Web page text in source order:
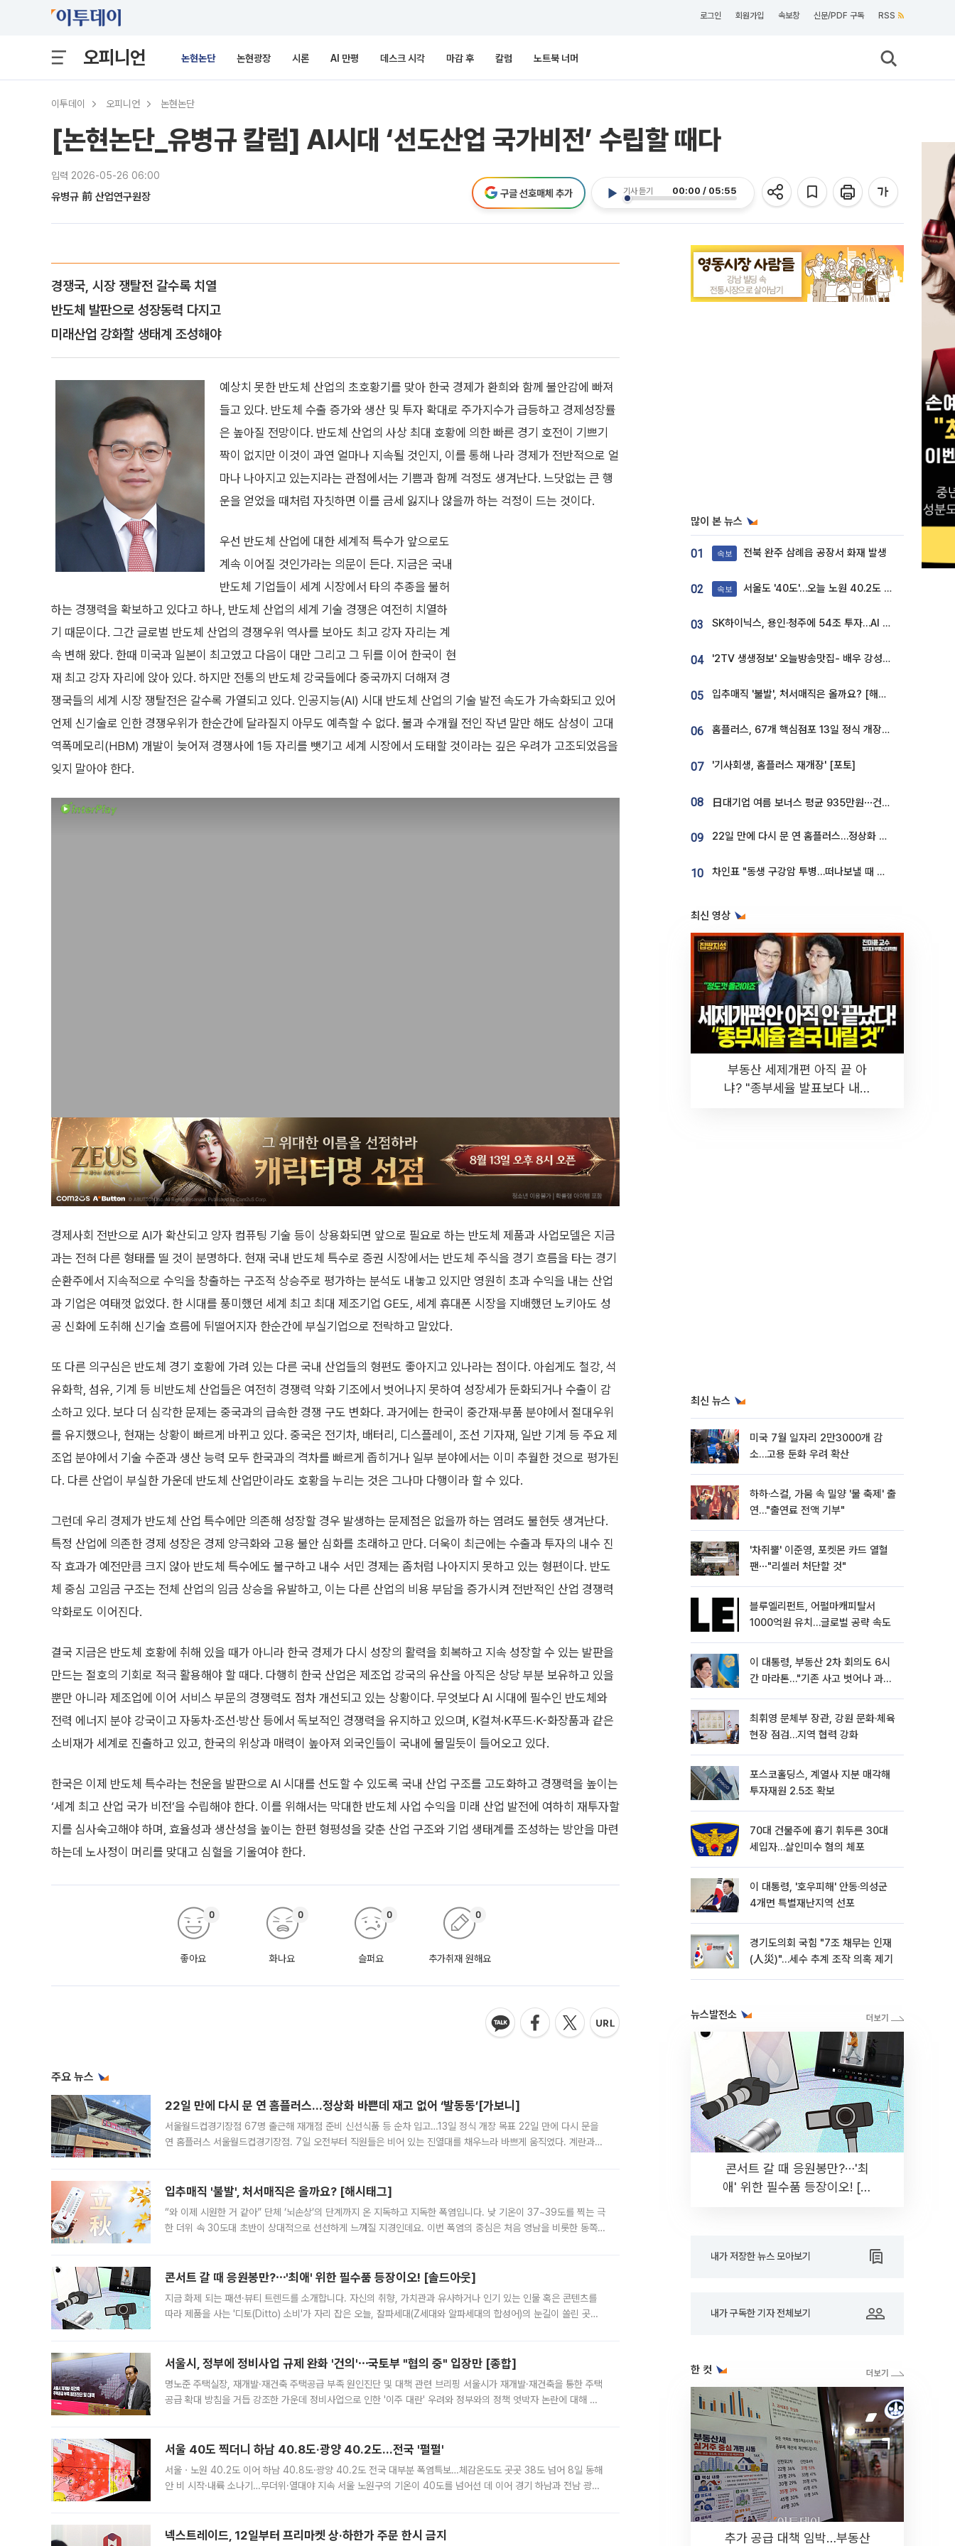
로그인 회원가입 속보창 신문/PDF 구독 RSS
오피니언 논현논단 논현광장 시론 AI 만평 데스크 시각 마감 후 칼럼 노트북 너머
이투데이 오피니언 논현논단
[논현논단_유병규 칼럼] AI시대 ‘선도산업 국가비전’ 수립할 때다
입력 2026-05-26 06:00
유병규 前 산업연구원장 기사 듣기 00:00 / 05:55
구글 선호매체 추가
경쟁국, 시장 쟁탈전 갈수록 치열
반도체 발판으로 성장동력 다지고
미래산업 강화할 생태계 조성해야
예상치 못한 반도체 산업의 초호황기를 맞아 한국 경제가 환희와 함께 불안감에 빠져
들고 있다. 반도체 수출 증가와 생산 및 투자 확대로 주가지수가 급등하고 경제성장률
은 높아질 전망이다. 반도체 산업의 사상 최대 호황에 의한 빠른 경기 호전이 기쁘기
짝이 없지만 이것이 과연 얼마나 지속될 것인지, 이를 통해 나라 경제가 전반적으로 얼
마나 나아지고 있는지라는 관점에서는 기쁨과 함께 걱정도 생겨난다. 느닷없는 큰 행
운을 얻었을 때처럼 자칫하면 이를 금세 잃지나 않을까 하는 걱정이 드는 것이다.
우선 반도체 산업에 대한 세계적 특수가 앞으로도
계속 이어질 것인가라는 의문이 든다. 지금은 국내
반도체 기업들이 세계 시장에서 타의 추종을 불허
하는 경쟁력을 확보하고 있다고 하나, 반도체 산업의 세계 기술 경쟁은 여전히 치열하
기 때문이다. 그간 글로벌 반도체 산업의 경쟁우위 역사를 보아도 최고 강자 자리는 계
속 변해 왔다. 한때 미국과 일본이 최고였고 다음이 대만 그리고 그 뒤를 이어 한국이 현
재 최고 강자 자리에 앉아 있다. 하지만 전통의 반도체 강국들에다 중국까지 더해져 경
쟁국들의 세계 시장 쟁탈전은 갈수록 가열되고 있다. 인공지능(AI) 시대 반도체 산업의 기술 발전 속도가 가속화되고 있어
언제 신기술로 인한 경쟁우위가 한순간에 달라질지 아무도 예측할 수 없다. 불과 수개월 전인 작년 말만 해도 삼성이 고대
역폭메모리(HBM) 개발이 늦어져 경쟁사에 1등 자리를 뺏기고 세계 시장에서 도태할 것이라는 깊은 우려가 고조되었음을
잊지 말아야 한다.
경제사회 전반으로 AI가 확산되고 양자 컴퓨팅 기술 등이 상용화되면 앞으로 필요로 하는 반도체 제품과 사업모델은 지금
과는 전혀 다른 형태를 띨 것이 분명하다. 현재 국내 반도체 특수로 증권 시장에서는 반도체 주식을 경기 흐름을 타는 경기
순환주에서 지속적으로 수익을 창출하는 구조적 상승주로 평가하는 분석도 내놓고 있지만 영원히 초과 수익을 내는 산업
과 기업은 여태껏 없었다. 한 시대를 풍미했던 세계 최고 최대 제조기업 GE도, 세계 휴대폰 시장을 지배했던 노키아도 성
공 신화에 도취해 신기술 흐름에 뒤떨어지자 한순간에 부실기업으로 전락하고 말았다.
또 다른 의구심은 반도체 경기 호황에 가려 있는 다른 국내 산업들의 형편도 좋아지고 있나라는 점이다. 아쉽게도 철강, 석
유화학, 섬유, 기계 등 비반도체 산업들은 여전히 경쟁력 약화 기조에서 벗어나지 못하여 성장세가 둔화되거나 수출이 감
소하고 있다. 보다 더 심각한 문제는 중국과의 급속한 경쟁 구도 변화다. 과거에는 한국이 중간재·부품 분야에서 절대우위
를 유지했으나, 현재는 상황이 빠르게 바뀌고 있다. 중국은 전기차, 배터리, 디스플레이, 조선 기자재, 일반 기계 등 주요 제
조업 분야에서 기술 수준과 생산 능력 모두 한국과의 격차를 빠르게 좁히거나 일부 분야에서는 이미 추월한 것으로 평가된
다. 다른 산업이 부실한 가운데 반도체 산업만이라도 호황을 누리는 것은 그나마 다행이라 할 수 있다.
그런데 우리 경제가 반도체 산업 특수에만 의존해 성장할 경우 발생하는 문제점은 없을까 하는 염려도 불현듯 생겨난다.
특정 산업에 의존한 경제 성장은 경제 양극화와 고용 불안 심화를 초래하고 만다. 더욱이 최근에는 수출과 투자의 내수 진
작 효과가 예전만큼 크지 않아 반도체 특수에도 불구하고 내수 서민 경제는 좀처럼 나아지지 못하고 있는 형편이다. 반도
체 중심 고임금 구조는 전체 산업의 임금 상승을 유발하고, 이는 다른 산업의 비용 부담을 증가시켜 전반적인 산업 경쟁력
약화로도 이어진다.
결국 지금은 반도체 호황에 취해 있을 때가 아니라 한국 경제가 다시 성장의 활력을 회복하고 지속 성장할 수 있는 발판을
만드는 절호의 기회로 적극 활용해야 할 때다. 다행히 한국 산업은 제조업 강국의 유산을 아직은 상당 부분 보유하고 있을
뿐만 아니라 제조업에 이어 서비스 부문의 경쟁력도 점차 개선되고 있는 상황이다. 무엇보다 AI 시대에 필수인 반도체와
전력 에너지 분야 강국이고 자동차·조선·방산 등에서 독보적인 경쟁력을 유지하고 있으며, K컬쳐·K푸드·K-화장품과 같은
소비재가 세계로 진출하고 있고, 한국의 위상과 매력이 높아져 외국인들이 국내에 물밀듯이 들어오고 있다.
한국은 이제 반도체 특수라는 천운을 발판으로 AI 시대를 선도할 수 있도록 국내 산업 구조를 고도화하고 경쟁력을 높이는
‘세계 최고 산업 국가 비전’을 수립해야 한다. 이를 위해서는 막대한 반도체 사업 수익을 미래 산업 발전에 여하히 재투자할
지를 심사숙고해야 하며, 효율성과 생산성을 높이는 한편 형평성을 갖춘 산업 구조와 기업 생태계를 조성하는 방안을 마련
하는데 노사정이 머리를 맞대고 심혈을 기울여야 한다.
좋아요
0
화나요
0
슬퍼요
0
추가취재 원해요
0
주요 뉴스
22일 만에 다시 문 연 홈플러스…정상화 바쁜데 재고 없어 ‘발동동’[가보니]
서울월드컵경기장점 67명 출근해 재개점 준비 신선식품 등 순차 입고…13일 정식 개장 목표 22일 만에 다시 문을
연 홈플러스 서울월드컵경기장점. 7일 오전부터 직원들은 비어 있는 진열대를 채우느라 바쁘게 움직였다. 계란과
입추매직 '불발', 처서매직은 올까요? [해시태그]
“와 이제 시원한 거 같아” 단체 ‘뇌손상’의 단계까지 온 지독하고 지독한 폭염입니다. 낮 기온이 37~39도를 찍는 극
한 더위 속 30도대 초반이 상대적으로 선선하게 느껴질 지경인데요. 이번 폭염의 중심은 처음 영남을 비롯한 동쪽
콘서트 갈 때 응원봉만?⋯'최애' 위한 필수품 등장이오! [솔드아웃]
지금 화제 되는 패션·뷰티 트렌드를 소개합니다. 자신의 취향, 가치관과 유사하거나 인기 있는 인물 혹은 콘텐츠를
따라 제품을 사는 '디토(Ditto) 소비'가 자리 잡은 오늘, 잘파세대(Z세대와 알파세대의 합성어)의 눈길이 쏠린 곳은
서울시, 정부에 정비사업 규제 완화 '건의'⋯국토부 "협의 중" 입장만 [종합]
명노준 주택실장, 재개발·재건축 주택공급 부족 원인진단 및 대책 관련 브리핑 서울시가 재개발·재건축을 통한 주택
공급 확대 방침을 거듭 강조한 가운데 정비사업으로 인한 '이주 대란' 우려와 정부와의 정책 엇박자 논란에 대해 정
서울 40도 찍더니 하남 40.8도·광양 40.2도…전국 '펄펄'
서울ㆍ노원 40.2도 이어 하남 40.8도·광양 40.2도 전국 대부분 폭염특보…체감온도도 곳곳 38도 넘어 8일 동해
안 비 시작·내륙 소나기…무더위·열대야 지속 서울 노원구의 기온이 40도를 넘어선 데 이어 경기 하남과 전남 광양
넥스트레이드, 12일부터 프리마켓 상·하한가 주문 한시 금지
많이 본 뉴스
01 속보 전북 완주 삼례읍 공장서 화재 발생
02 속보 서울도 '40도'…오늘 노원 40.2도 기록
03 SK하이닉스, 용인·청주에 54조 투자…AI 메모리 생산기지 키운다
04 '2TV 생생정보' 오늘방송맛집- 배우 강성진 단골! 쌀국수ㆍ푸팟퐁 커리 맛집 '블○○○'
05 입추매직 '불발', 처서매직은 올까요? [해시태그]
06 홈플러스, 67개 핵심점포 13일 정식 개장…영업 재개 속도
07 '기사회생, 홈플러스 재개장' [포토]
08 日대기업 여름 보너스 평균 935만원⋯건설회사 1800만 넘어
09 22일 만에 다시 문 연 홈플러스…정상화 바쁜데 재고 없어 ‘발동동’[가보니]
10 차인표 "동생 구강암 투병…떠나보낼 때 가장 힘들었다”
최신 영상
부동산 세제개편 아직 끝 아
냐? "종부세율 발표보다 내릴
최신 뉴스
미국 7월 일자리 2만3000개 감
소…고용 둔화 우려 확산
하하·스컬, 가뭄 속 밀양 '물 축제' 출
연…"출연료 전액 기부"
'차쥐뿔' 이준영, 포켓몬 카드 열혈
팬⋯"리셀러 처단할 것"
블루엘리펀트, 어펄마캐피탈서
1000억원 유치…글로벌 공략 속도
이 대통령, 부동산 2차 회의도 6시
간 마라톤…"기존 사고 벗어나 과감
최휘영 문체부 장관, 강원 문화·체육
현장 점검…지역 협력 강화
포스코홀딩스, 계열사 지분 매각해
투자재원 2.5조 확보
70대 건물주에 흉기 휘두른 30대
세입자…살인미수 혐의 체포
이 대통령, '호우피해' 안동·의성군
4개면 특별재난지역 선포
경기도의회 국힘 "7조 채무는 인재
(人災)"…세수 추계 조작 의혹 제기
뉴스발전소
콘서트 갈 때 응원봉만?⋯'최
애' 위한 필수품 등장이오! [솔
내가 저장한 뉴스 모아보기
내가 구독한 기자 전체보기
한 컷
추가 공급 대책 임박…부동산